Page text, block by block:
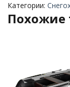
Категории:
Похожие